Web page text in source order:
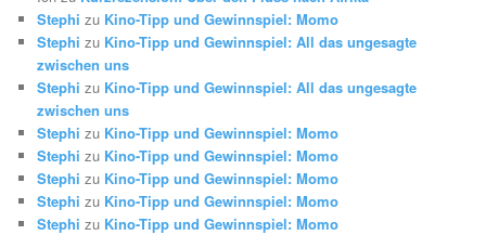
Stephi zu Kino-Tipp und Gewinnspiel: Momo
Stephi zu Kino-Tipp und Gewinnspiel: All das ungesagte
zwischen uns
Stephi zu Kino-Tipp und Gewinnspiel: All das ungesagte
zwischen uns
Stephi zu Kino-Tipp und Gewinnspiel: Momo
Stephi zu Kino-Tipp und Gewinnspiel: Momo
Stephi zu Kino-Tipp und Gewinnspiel: Momo
Stephi zu Kino-Tipp und Gewinnspiel: Momo
Stephi zu Kino-Tipp und Gewinnspiel: Momo